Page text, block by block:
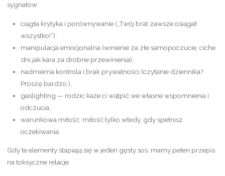
sygnałów:
ciągła krytyka i porównywanie („Twój brat zawsze osiągał
wszystko!”),
manipulacja emocjonalna (winienie za złe samopoczucie, ciche
dni jak kara za drobne przewinienia),
nadmierna kontrola i brak prywatności (czytanie dziennika?
Proszę bardzo.),
gaslighting — rodzic każe ci wątpić we własne wspomnienia i
odczucia,
warunkowa miłość: miłość tylko wtedy, gdy spełnisz
oczekiwania.
Gdy te elementy stapiają się w jeden gęsty sos, mamy pełen przepis
na toksyczne relacje.